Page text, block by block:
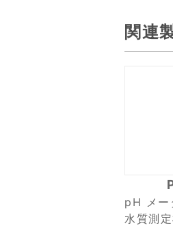
関連
pH メー
水質測